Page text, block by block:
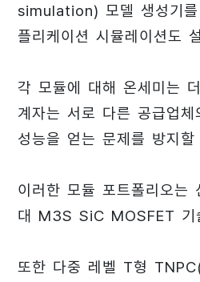
simulation) 모델 생성기를
플리케이션 시뮬레이션도
각 모듈에 대해 온세미는
계자는 서로 다른 공급업
성능을 얻는 문제를 방지
이러한 모듈 포트폴리오
대 M3S SiC MOSFET 기
또한 다중 레벨 T형